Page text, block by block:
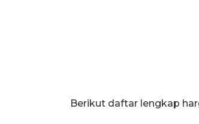
Berikut daftar lengkap